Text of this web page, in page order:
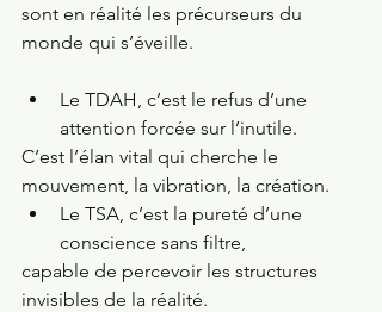
sont en réalité les précurseurs du
monde qui s’éveille.
Le TDAH, c’est le refus d’une
attention forcée sur l’inutile.
C’est l’élan vital qui cherche le
mouvement, la vibration, la création.
Le TSA, c’est la pureté d’une
conscience sans filtre,
capable de percevoir les structures
invisibles de la réalité.